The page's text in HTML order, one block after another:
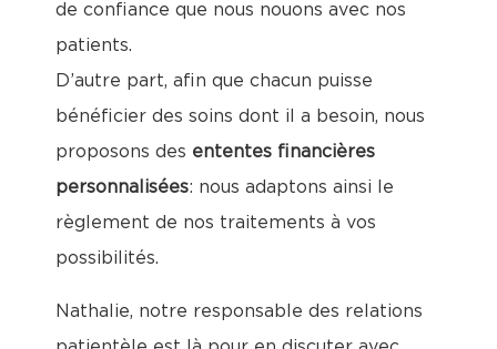
de confiance que nous nouons avec nos
patients.
D’autre part, afin que chacun puisse
bénéficier des soins dont il a besoin, nous
proposons des ententes financières
personnalisées: nous adaptons ainsi le
règlement de nos traitements à vos
possibilités.
Nathalie, notre responsable des relations